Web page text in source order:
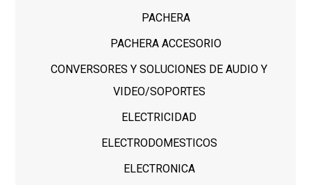
PACHERA
PACHERA ACCESORIO
CONVERSORES Y SOLUCIONES DE AUDIO Y
VIDEO/SOPORTES
ELECTRICIDAD
ELECTRODOMESTICOS
ELECTRONICA